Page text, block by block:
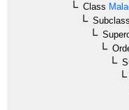
Class
Subclass